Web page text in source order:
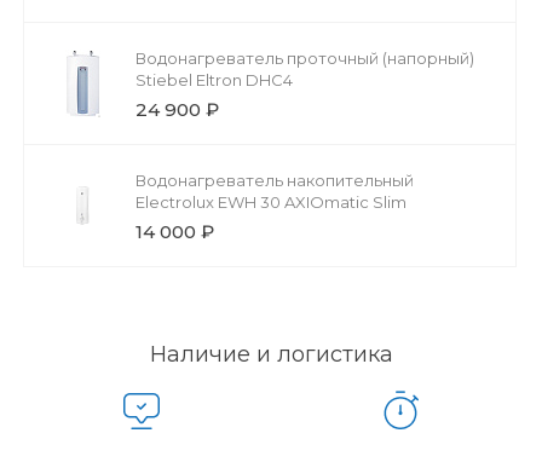
Водонагреватель проточный (напорный)
Stiebel Eltron DHC4
24 900 ₽
Водонагреватель накопительный
Electrolux EWH 30 AXIOmatic Slim
14 000 ₽
Наличие и логистика